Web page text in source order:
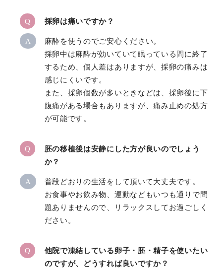
Q 採卵は痛いですか？
A
麻酔を使うのでご安心ください。
採卵中は麻酔が効いていて眠っている間に終了
するため、個人差はありますが、採卵の痛みは
感じにくいです。
また、採卵個数が多いときなどは、採卵後に下
腹痛がある場合もありますが、痛み止めの処方
が可能です。
Q
胚の移植後は安静にした方が良いのでしょう
か？
A
普段どおりの生活をして頂いて大丈夫です。
お食事やお飲み物、運動などもいつも通りで問
題ありませんので、リラックスしてお過ごしく
ださい。
Q
他院で凍結している卵子・胚・精子を使いたい
のですが、どうすれば良いですか？